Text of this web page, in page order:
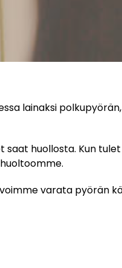
lainaksi
saat huollosta. Kun
varata pyörän